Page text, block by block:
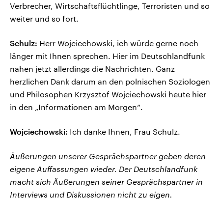
Verbrecher, Wirtschaftsflüchtlinge, Terroristen und so
weiter und so fort.
Schulz: Herr Wojciechowski, ich würde gerne noch
länger mit Ihnen sprechen. Hier im Deutschlandfunk
nahen jetzt allerdings die Nachrichten. Ganz
herzlichen Dank darum an den polnischen Soziologen
und Philosophen Krzysztof Wojciechowski heute hier
in den „Informationen am Morgen“.
Wojciechowski: Ich danke Ihnen, Frau Schulz.
Äußerungen unserer Gesprächspartner geben deren
eigene Auffassungen wieder. Der Deutschlandfunk
macht sich Äußerungen seiner Gesprächspartner in
Interviews und Diskussionen nicht zu eigen.